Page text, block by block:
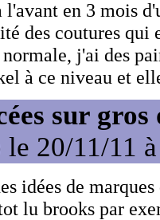
l'avant en 3 mois
des coutures qui
j'ai des
à ce niveau et
sur
20/11/11
idées de
lu brooks par